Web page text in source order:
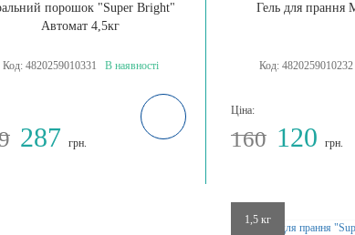
порошок "Super Bright"
Автомат 4,5кг
Код: 4820259010331 В наявності
287грн.
Гель для прання
Код: 4820259010232
Ціна:
160 120грн.
1,5 кг